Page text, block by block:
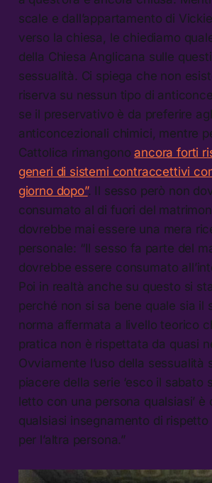
scale e dall’appartamento di
verso la chiesa, le chiediamo
della Chiesa Anglicana sulle
sessualità. Ci spiega che non
riserva su nessun tipo di
se il preservativo è da preferire
anticoncezionali chimici, mentre
Cattolica rimangonoancora forti
generi di sistemi contraccettivi
giorno dopo”. Il sesso però non
consumato al di fuori del
dovrebbe mai essere una mera
personale: “Il sesso fa parte del
dovrebbe essere consumato
Poi in realtà anche su questo si
perché non si sa bene quale sia il
norma affermata a livello teorico
pratica non è rispettata da quasi
Ovviamente l’uso della sessualità
piacere della serie ‘esco il sabato
letto con una persona qualsiasi’ è
qualsiasi insegnamento di
per l’altra persona.”